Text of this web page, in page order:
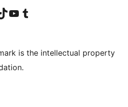
účetnáš TikTok účet
Navštivte náš YouTube kanálNavštivte náš Tumblr účet
is the intellectual property